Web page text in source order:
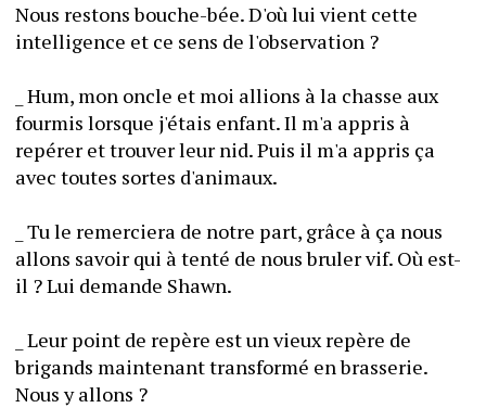
Nous restons bouche-bée. D'où lui vient cette
intelligence et ce sens de l'observation ?
_ Hum, mon oncle et moi allions à la chasse aux
fourmis lorsque j'étais enfant. Il m'a appris à
repérer et trouver leur nid. Puis il m'a appris ça
avec toutes sortes d'animaux.
_ Tu le remerciera de notre part, grâce à ça nous
allons savoir qui à tenté de nous bruler vif. Où est-
il ? Lui demande Shawn.
_ Leur point de repère est un vieux repère de
brigands maintenant transformé en brasserie.
Nous y allons ?